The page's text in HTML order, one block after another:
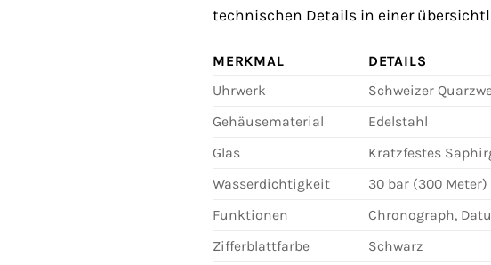
technischen Details in einer
MERKMAL
DETAILS
Uhrwerk
Schweizer
Gehäusematerial
Edelstahl
Glas
Kratzfestes
Wasserdichtigkeit
30 bar (300 Meter)
Funktionen
Chronograph,
Zifferblattfarbe
Schwarz